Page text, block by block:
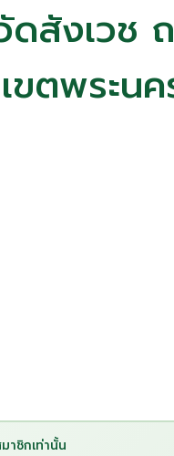
สังเวช
ขตพระน
ชิกเท่านั้น